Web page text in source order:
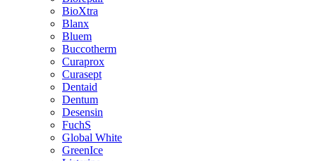
BioXtra
Blanx
Bluem
Buccotherm
Curaprox
Curasept
Dentaid
Dentum
Desensin
FuchS
Global White
GreenIce